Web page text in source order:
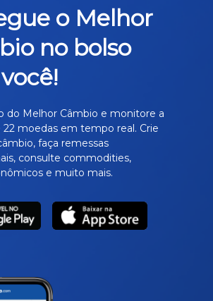
o Melhor
no bolso
do Melhor Câmbio e monitore a
22 moedas em tempo real. Crie
faça remessas
consulte commodities,
e muito mais.